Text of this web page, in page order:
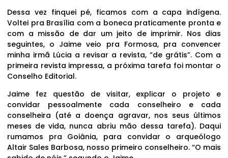
Dessa vez finquei pé, ficamos com a capa indígena.
Voltei pra Brasília com a boneca praticamente pronta e
com a missão de dar um jeito de imprimir. Nos dias
seguintes, o Jaime veio pra Formosa, pra convencer
minha irmã Lúcia a revisar a revista, “de grátis”. Com a
primeira revista impressa, a próxima tarefa foi montar o
Conselho Editorial.
Jaime fez questão de visitar, explicar o projeto e
convidar pessoalmente cada conselheiro e cada
conselheira (até a doença agravar, nos seus últimos
meses de vida, nunca abriu mão dessa tarefa). Daqui
rumamos pra Goiânia, para convidar o arqueólogo
Altair Sales Barbosa, nosso primeiro conselheiro. “O mais